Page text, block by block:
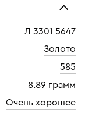
Л 3301 5647
Золото
585
8.89 грамм
Очень хорошее